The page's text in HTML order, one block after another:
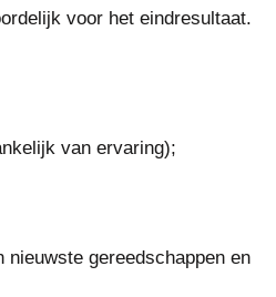
voor het eindresultaat.
van ervaring);
gereedschappen en